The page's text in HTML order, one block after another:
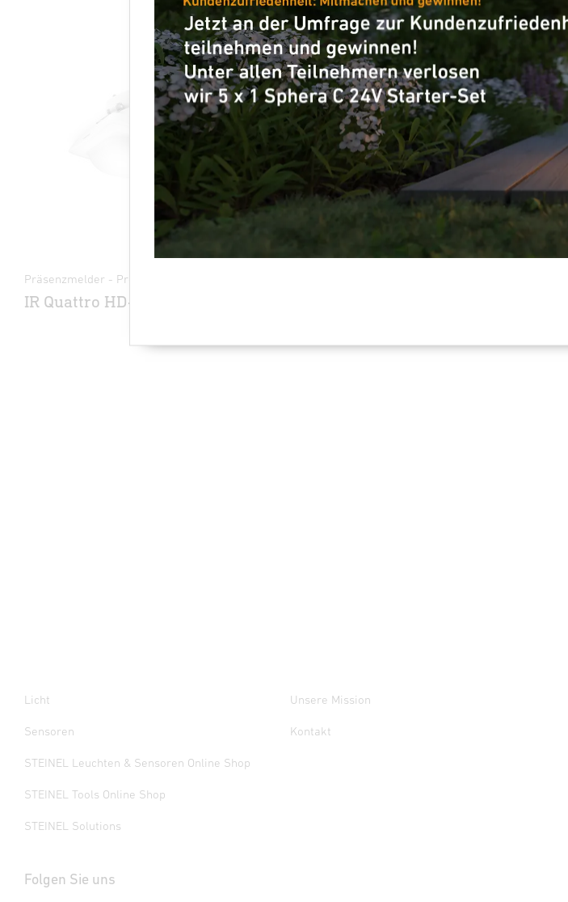
Präsenzmelder - Professional Line
IR Quattro HD-2 24m
Licht
Sensoren
STEINEL Leuchten & Sensoren Online Shop
STEINEL Tools Online Shop
STEINEL Solutions
Unsere Mission
Kontakt
Folgen Sie uns